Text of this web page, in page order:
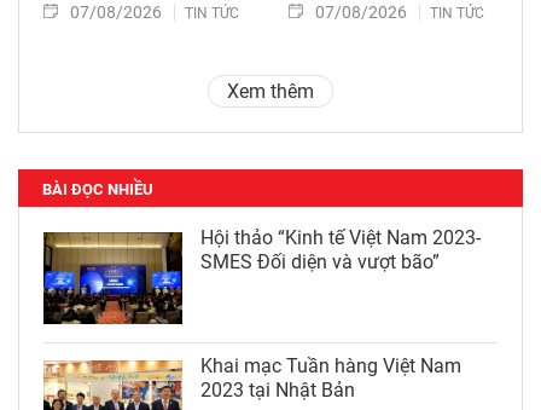
07/08/2026 TIN TỨC 07/08/2026 TIN TỨC
Xem thêm
BÀI ĐỌC NHIỀU
Hội thảo “Kinh tế Việt Nam 2023-
SMES Đối diện và vượt bão”
Khai mạc Tuần hàng Việt Nam
2023 tại Nhật Bản